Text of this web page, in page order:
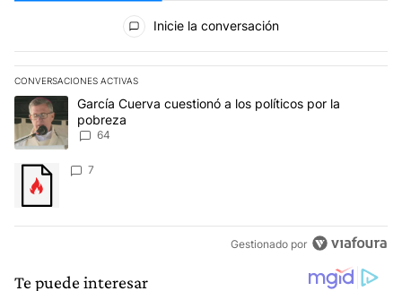
Todos los comentarios
Inicie la conversación
CONVERSACIONES ACTIVAS
Este listado muestra los artículos con más comentarios en los
Un artículo de tendencia con el título "García Cuerva cuestionó
García Cuerva cuestionó a los políticos por la
pobreza
64
Un artículo de tendencia con el título "" con 7 comentarios.
7
Gestionado por